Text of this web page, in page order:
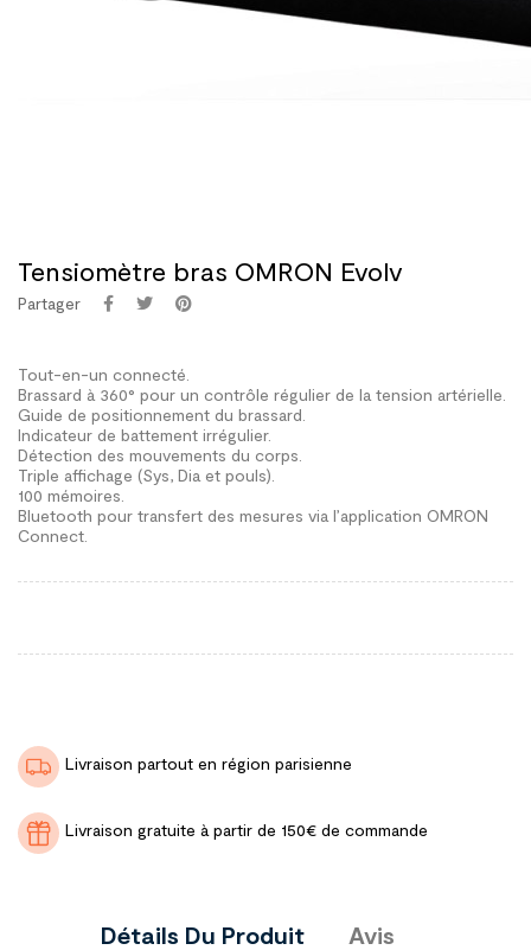
Tensiomètre bras OMRON Evolv
Partager
Tout-en-un connecté.
Brassard à 360° pour un contrôle régulier de la tension artérielle.
Guide de positionnement du brassard.
Indicateur de battement irrégulier.
Détection des mouvements du corps.
Triple affichage (Sys, Dia et pouls).
100 mémoires.
Bluetooth pour transfert des mesures via l’application OMRON
Connect.
Livraison partout en région parisienne
Livraison gratuite à partir de 150€ de commande
Détails Du Produit Avis